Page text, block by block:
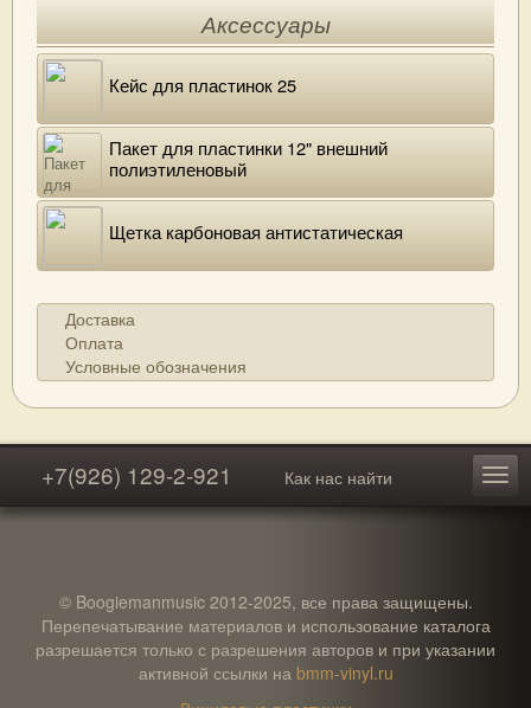
Аксессуары
Кейс для пластинок 25
Пакет для пластинки 12" внешний
полиэтиленовый
Щетка карбоновая антистатическая
Доставка
Оплата
Условные обозначения
+7(926) 129-2-921 Как нас найти
© Boogiemanmusic 2012-2025, все права защищены.
Перепечатывание материалов и использование каталога
разрешается только с разрешения авторов и при указании
активной ссылки на bmm-vinyl.ru